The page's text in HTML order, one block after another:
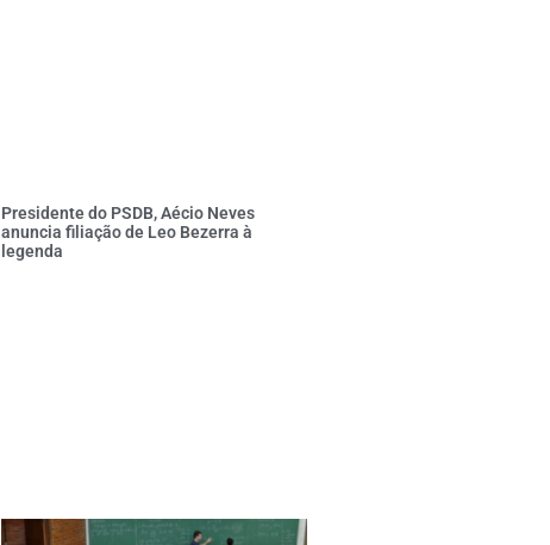
Presidente do PSDB, Aécio Neves
anuncia filiação de Leo Bezerra à
legenda